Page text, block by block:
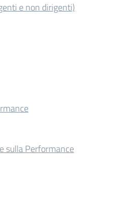
e non dirigenti)
sulla Performance